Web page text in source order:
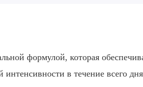
формулой, которая
интенсивности в течение всего